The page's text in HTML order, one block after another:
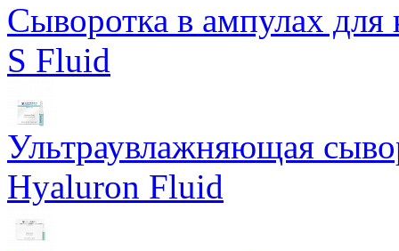
Сыворотка в ампулах для
S Fluid
Ультраувлажняющая
Hyaluron Fluid